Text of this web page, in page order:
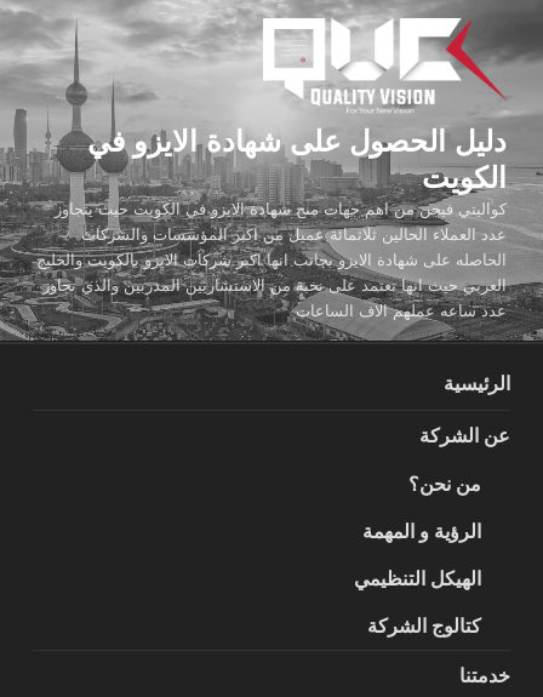
المحتوى
دليل الحصول على شهادة الايزو في
الكويت
كواليتي فيجن من اهم جهات منح شهادة الايزو في الكويت حيث يتجاوز
عدد العملاء الحالين ثلاثمائة عميل من اكبر المؤسسات والشركات
الحاصله على شهادة الايزو بجانب انها اكبر شركات الايزو بالكويت والخليج
العربي حيث انها تعتمد على نخبة من الاستشاريين المدربين والذي تجاوز
عدد ساعه عملهم الاف الساعات
الرئيسية
عن الشركة
من نحن؟
الرؤية و المهمة
الهيكل التنظيمي
كتالوج الشركة
خدمتنا